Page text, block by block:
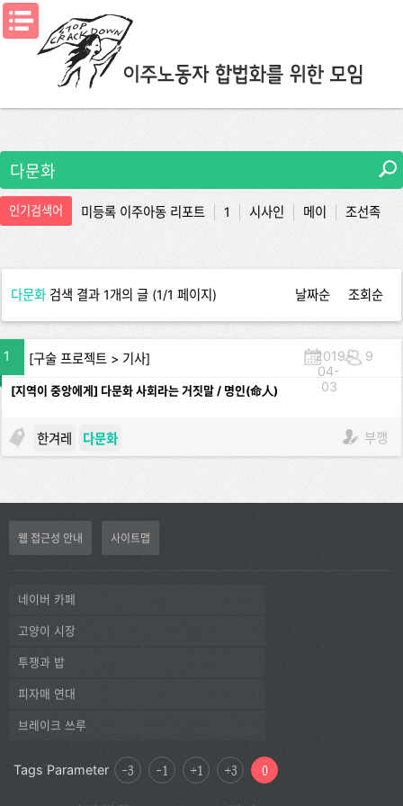
메뉴열기
인기검색어 미등록 이주아동 리포트 1 시사인 메이
조선족
다문화 검색 결과 1개의 글 (1/1 페이지) 날짜순 조회순
9
2019-
04-
03
1 [구술 프로젝트 > 기사]
[지역이 중앙에게] 다문화 사회라는 거짓말 / 명인(命人)
한겨레 다문화 부깽
웹 접근성 안내 사이트맵
네이버 카페
고양이 시장
투쟁과 밥
피자매 연대
브레이크 쓰루
Tags Parameter -3 -1 +1 +3 0